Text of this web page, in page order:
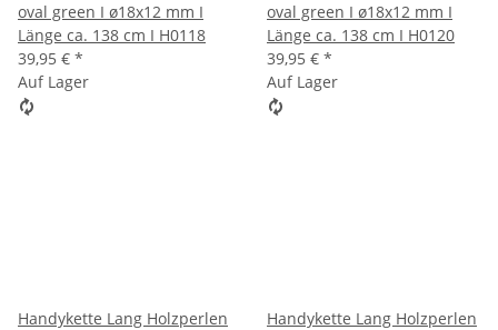
oval green I ø18x12 mm I
Länge ca. 138 cm I H0118
39,95 € *
oval green I ø18x12 mm I
Länge ca. 138 cm I H0120
39,95 € *
Auf Lager
Handykette Lang Holzperlen
Auf Lager
Handykette Lang Holzperlen